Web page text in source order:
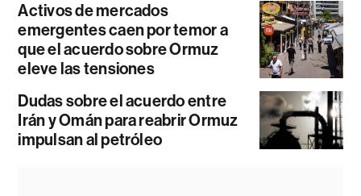
Activos de mercados
emergentes caen por temor a
que el acuerdo sobre Ormuz
eleve las tensiones
Dudas sobre el acuerdo entre
Irán y Omán para reabrir Ormuz
impulsan al petróleo